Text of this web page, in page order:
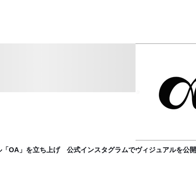
OA」を立ち上げ 公式インスタグラムでヴィジュアルを公開